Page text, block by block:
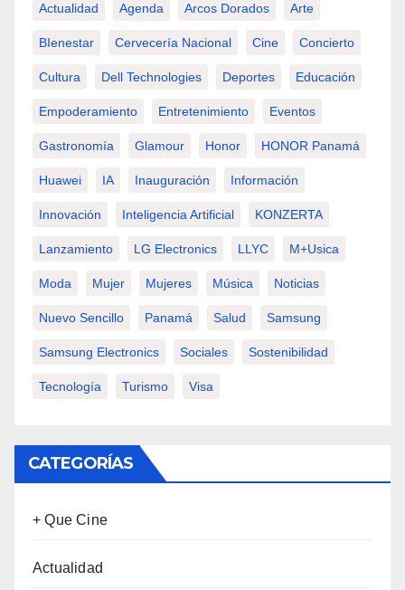
Actualidad Agenda Arcos Dorados Arte
BIenestar Cervecería Nacional Cine Concierto
Cultura Dell Technologies Deportes Educación
Empoderamiento Entretenimiento Eventos
Gastronomía Glamour Honor HONOR Panamá
Huawei IA Inauguración Información
Innovación Inteligencia Artificial KONZERTA
Lanzamiento LG Electronics LLYC M+usica
Moda Mujer Mujeres Música Noticias
Nuevo Sencillo Panamá Salud Samsung
Samsung Electronics Sociales Sostenibilidad
Tecnología Turismo Visa
CATEGORÍAS
+ Que Cine
Actualidad